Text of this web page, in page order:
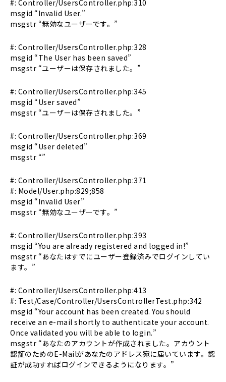
#: Controller/UsersController.php:310
msgid “Invalid User.”
msgstr “無効なユーザーです。”
#: Controller/UsersController.php:328
msgid “The User has been saved”
msgstr “ユーザーは保存されました。”
#: Controller/UsersController.php:345
msgid “User saved”
msgstr “ユーザーは保存されました。”
#: Controller/UsersController.php:369
msgid “User deleted”
msgstr “”
#: Controller/UsersController.php:371
#: Model/User.php:829;858
msgid “Invalid User”
msgstr “無効なユーザーです。”
#: Controller/UsersController.php:393
msgid “You are already registered and logged in!”
msgstr “あなたはすでにユーザー登録済みでログインしてい
ます。”
#: Controller/UsersController.php:413
#: Test/Case/Controller/UsersControllerTest.php:342
msgid “Your account has been created. You should
receive an e-mail shortly to authenticate your account.
Once validated you will be able to login.”
msgstr “あなたのアカウントが作成されました。アカウント
認証のためのE-Mailがあなたのアドレス宛に届いています。認
証が成功すればログインできるようになります。”